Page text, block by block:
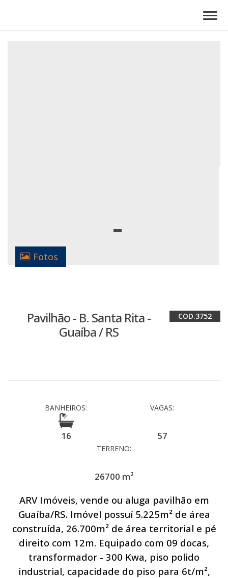
Fotos
Pavilhão - B. Santa Rita -
Guaíba / RS
3752
BANHEIROS:
16
VAGAS:
57
TERRENO:
26700 m²
ARV Imóveis, vende ou aluga pavilhão em
Guaíba/RS. Imóvel possuí 5.225m² de área
construída, 26.700m² de área territorial e pé
direito com 12m. Equipado com 09 docas,
transformador - 300 Kwa, piso polido
industrial, capacidade do piso para 6t/m²,